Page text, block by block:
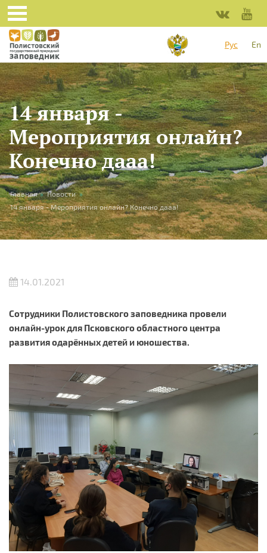
Перейти к основному содержанию
Рус
En
14 января -
Мероприятия онлайн?
Конечно дааа!
Вы здесь
Главная » Новости »
14 января - Мероприятия онлайн? Конечно дааа!
14.01.2021
Сотрудники Полистовского заповедника провели
онлайн-урок для Псковского областного центра
развития одарённых детей и юношества.